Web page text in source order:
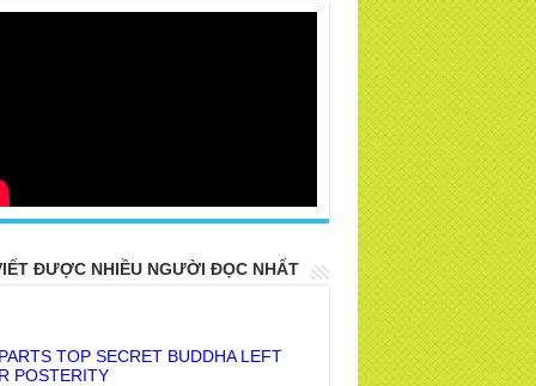
ĐƯỢC NHIỀU NGƯỜI ĐỌC NHẤT
TRUTH OF THE EARTH